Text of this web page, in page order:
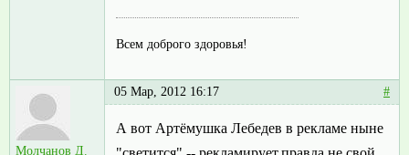
Всем доброго здоровья!
Молчанов Д.
05 Мар, 2012 16:17 #
А вот Артёмушка Лебедев в рекламе ныне